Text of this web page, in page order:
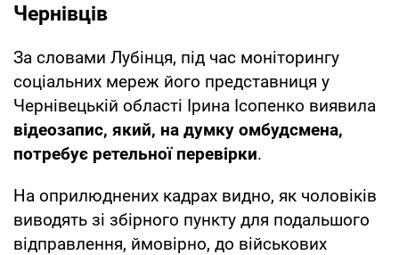
Чернівців
За словами Лубінця, під час моніторингу
соціальних мереж його представниця у
Чернівецькій області Ірина Ісопенко виявила
відеозапис, який, на думку омбудсмена,
потребує ретельної перевірки.
На оприлюднених кадрах видно, як чоловіків
виводять зі збірного пункту для подальшого
відправлення, ймовірно, до військових